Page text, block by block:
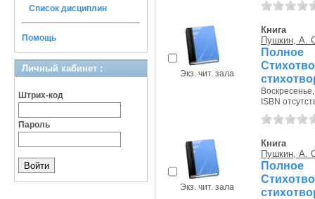
Список дисциплин
Помощь
Личный кабинет :
Штрих-код
Пароль
Экз. чит. зала
Книга
Пушкин, А.
ISBN
Экз. чит. зала
Книга
Пушкин, А.